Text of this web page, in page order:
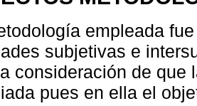
empleada
subjetivas e
consideración de que
pues en ella el